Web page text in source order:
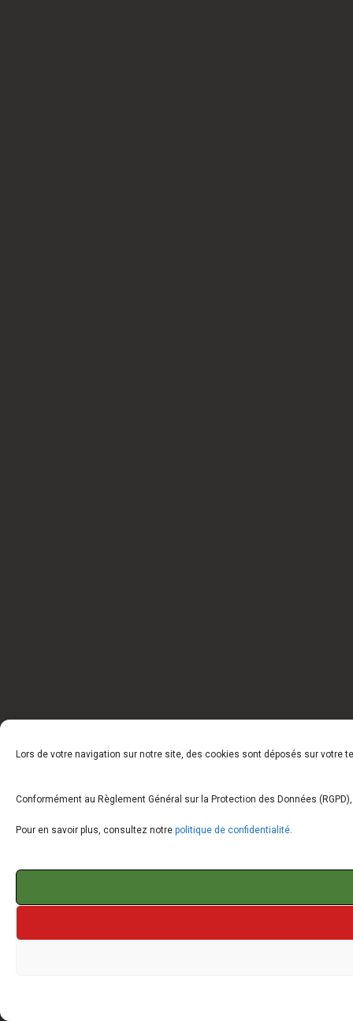
Lors de votre navigation sur notre site, des cookies sont déposés sur votre
Conformément au Règlement Général sur la Protection des Données
Pour en savoir plus, consultez notre politique de confidentialité.